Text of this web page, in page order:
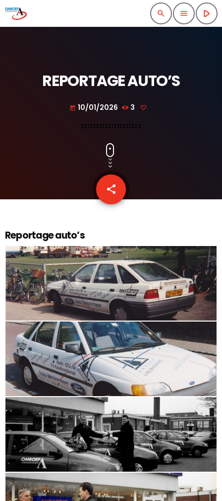
search menu play_arrow
REPORTAGE AUTO’S
today 10/01/2026 3
share
email
Reportage auto’s